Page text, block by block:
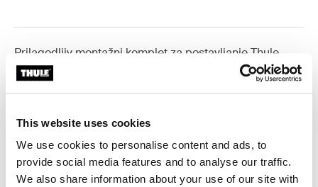
This website uses cookies
We use cookies to personalise content and ads, to
provide social media features and to analyse our traffic.
We also share information about your use of our site with
Prilagodljiv montažni komplet za postavljanje Thule
krovnih nosača na vozila s integriranim uzdužnim
Toggle features
Sve značajke